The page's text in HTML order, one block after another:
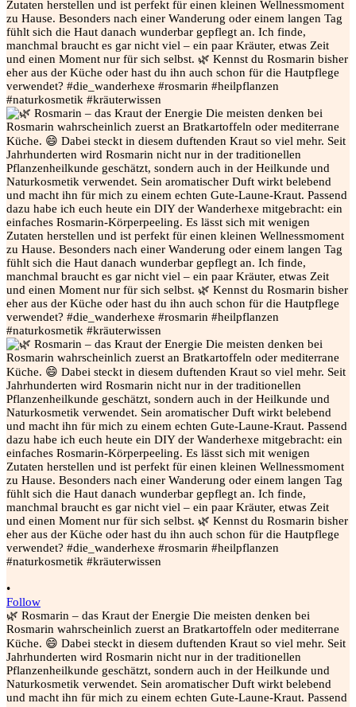
•
Follow
🌿 Rosmarin – das Kraut der Energie Die meisten denken bei
Rosmarin wahrscheinlich zuerst an Bratkartoffeln oder mediterrane
Küche. 😄 Dabei steckt in diesem duftenden Kraut so viel mehr. Seit
Jahrhunderten wird Rosmarin nicht nur in der traditionellen
Pflanzenheilkunde geschätzt, sondern auch in der Heilkunde und
Naturkosmetik verwendet. Sein aromatischer Duft wirkt belebend
und macht ihn für mich zu einem echten Gute-Laune-Kraut. Passend